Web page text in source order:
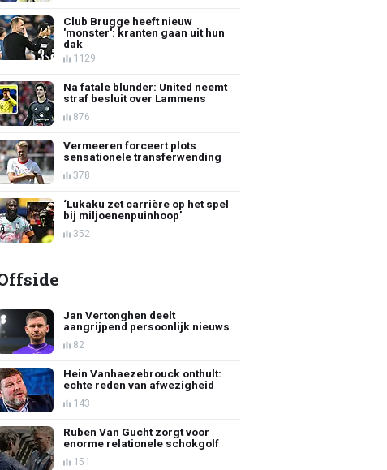
Club Brugge heeft nieuw
'monster': kranten gaan uit hun
dak
1129
Na fatale blunder: United neemt
straf besluit over Lammens
876
Vermeeren forceert plots
sensationele transferwending
378
‘Lukaku zet carrière op het spel
bij miljoenenpuinhoop’
352
Jan Vertonghen deelt
aangrijpend persoonlijk nieuws
82
Hein Vanhaezebrouck onthult:
echte reden van afwezigheid
143
Ruben Van Gucht zorgt voor
enorme relationele schokgolf
151